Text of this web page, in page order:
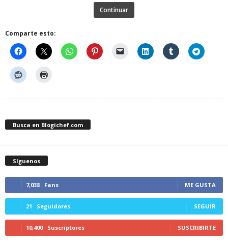
Continuar
Comparte esto:
Busca en Blogichef.com
Síguenos
7,038 Fans ME GUSTA
21 Seguidores SEGUIR
10,400 Suscriptores SUSCRIBIRTE